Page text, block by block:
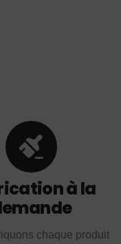
à la
chaque produit